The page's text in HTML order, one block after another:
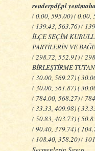
renderpdf.pl
( 0.00, 595.00) ( 0.00,
( 139.43, 563.76) (
İLÇE SEÇİM
PARTİLERİN VE
( 298.72, 552.91) (
BİRLEŞTİRME
( 30.00, 569.27) (
( 30.00, 561.87) (
( 784.00, 568.27) (
( 33.33, 409.98) (
( 50.83, 403.73) (
( 90.40, 379.74) (
( 108.40, 358.20) (